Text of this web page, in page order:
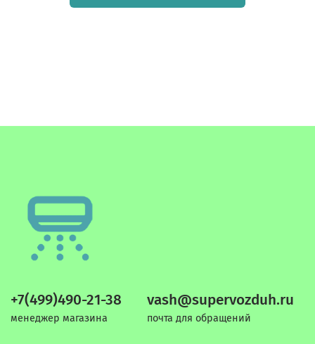
+7(499)490-21-38
менеджер магазина
vash@supervozduh.ru
почта для обращений